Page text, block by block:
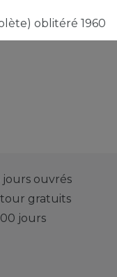
oblitéré 1960
jours ouvrés
gratuits
jours